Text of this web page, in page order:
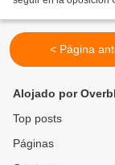
< Página
Alojado por
Top posts
Páginas